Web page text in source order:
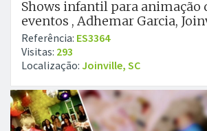
Shows infantil para animação
eventos , Adhemar Garcia,
Referência: ES3364
Visitas: 293
Localização: Joinville, SC